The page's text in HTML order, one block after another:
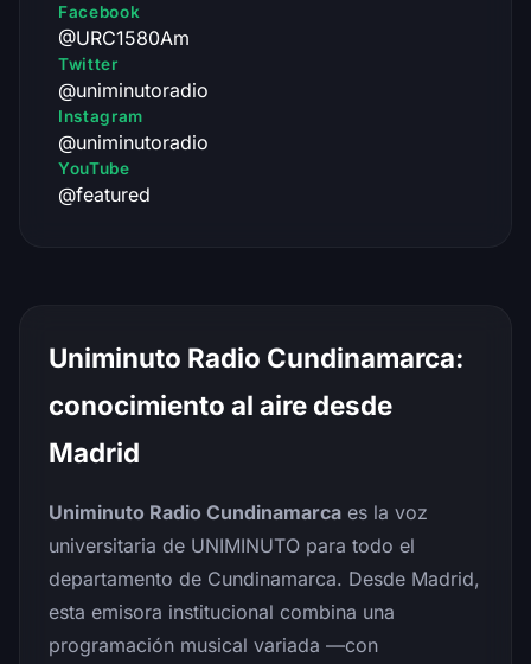
Facebook
@URC1580Am
Twitter
@uniminutoradio
Instagram
@uniminutoradio
YouTube
@featured
Uniminuto Radio Cundinamarca:
conocimiento al aire desde
Madrid
Uniminuto Radio Cundinamarca es la voz
universitaria de UNIMINUTO para todo el
departamento de Cundinamarca. Desde Madrid,
esta emisora institucional combina una
programación musical variada —con